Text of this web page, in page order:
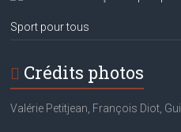
Sport pour tous
Crédits photos
Valérie Petitjean, François Diot,